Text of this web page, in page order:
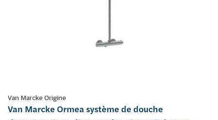
Van Marcke Origine
Van Marcke Ormea système de douche